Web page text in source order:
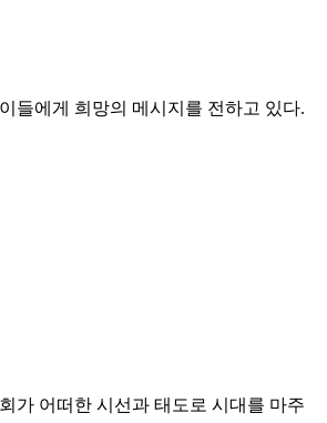
들에게 희망의 메시지를 전하고 있다.
가 어떠한 시선과 태도로 시대를 마주